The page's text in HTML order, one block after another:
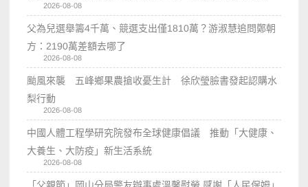
2026-08-08
父為兒選舉籌4千萬、競選支出僅1810萬？游淑慧追問鄭朝
方：2190萬差額去哪了
2026-08-08
颱風來襲 五峰鄉果農搶收憂生計 徐欣瑩臉書發起認購水
梨行動
2026-08-08
中國人體工程學研究院發布全球健康倡議 推動「大健康、
大養生、大防疫」新生活系統
2026-08-08
「父親節」岡山分局警友辦事處溫馨慰勞 感謝「人民保姆」